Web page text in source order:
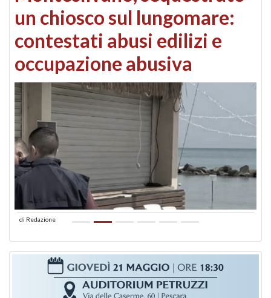
un chiosco sul lungomare:
contestati abusi edilizi e
occupazione abusiva
di Redazione